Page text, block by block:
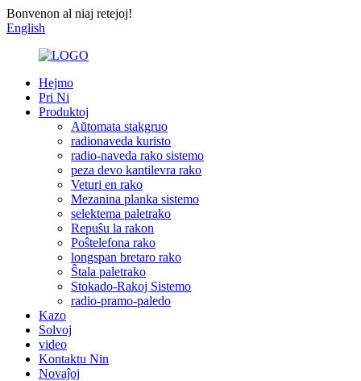
Bonvenon al niaj retejoj!
English
Hejmo
Pri Ni
Produktoj
Aŭtomata stakgruo
radionaveda kuristo
radio-naveda rako sistemo
peza devo kantilevra rako
Veturi en rako
Mezanina planka sistemo
selektema paletrako
Repuŝu la rakon
Poŝtelefona rako
longspan bretaro rako
Ŝtala paletrako
Stokado-Rakoj Sistemo
radio-pramo-paledo
Kazo
Solvoj
video
Kontaktu Nin
Novaĵoj